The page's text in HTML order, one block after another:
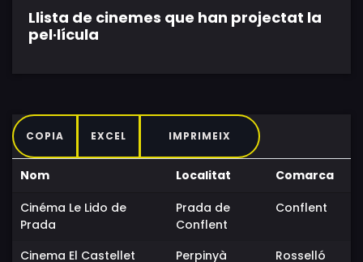
Llista de cinemes que han projectat la
pel·lícula
COPIA EXCEL IMPRIMEIX
Nom Localitat
Comarca
Cinéma Le Lido de
Prada
Prada de
Conflent
Conflent
Cinema El Castellet Perpinyà
Rosselló